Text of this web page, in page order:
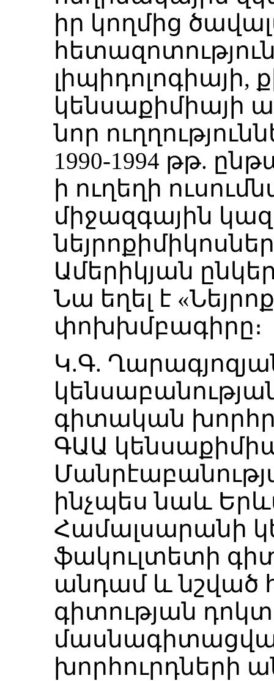
իր կողմից
լիպիդոլոգիայի,
կենսաքիմիայի
նոր
1990-1994 թթ.
ի ուղեղի
միջազգային
Ամերիկյան
Նա եղել է
փոխխմբագիրը։
Կ.Գ.
գիտական
ԳԱԱ
ինչպես նաև
Համալսարանի
ֆակուլտետի
անդամ և նշված
գիտության
խորհուրդների